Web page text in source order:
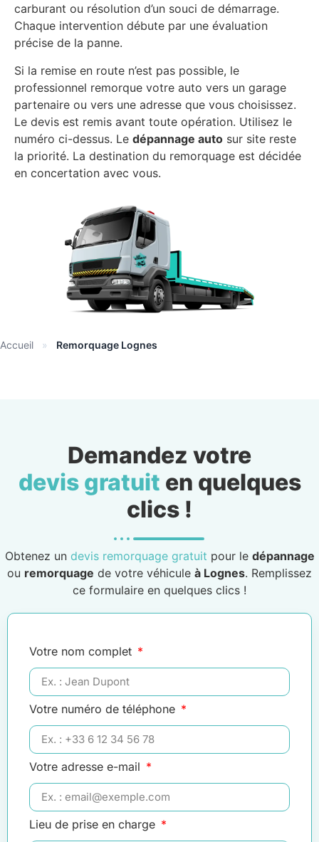
carburant ou résolution d’un souci de démarrage.
Chaque intervention débute par une évaluation
précise de la panne.
Si la remise en route n’est pas possible, le
professionnel remorque votre auto vers un garage
partenaire ou vers une adresse que vous choisissez.
Le devis est remis avant toute opération. Utilisez le
numéro ci-dessus. Le dépannage auto sur site reste
la priorité. La destination du remorquage est décidée
en concertation avec vous.
Accueil » Remorquage Lognes
Demandez votre
devis gratuit en quelques
clics !
Obtenez un devis remorquage gratuit pour le dépannage
ou remorquage de votre véhicule à Lognes. Remplissez
ce formulaire en quelques clics !
Votre nom complet
Votre numéro de téléphone
Votre adresse e-mail
Lieu de prise en charge